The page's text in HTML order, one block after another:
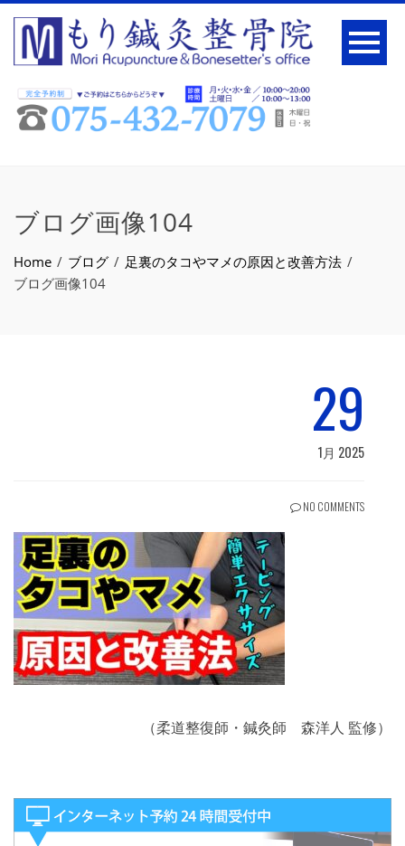
ブログ画像104
Home ブログ
足裏のタコやマメの原因と改善方法
ブログ画像104
29
1月 2025
NO COMMENTS
（柔道整復師・鍼灸師 森洋人 監修）